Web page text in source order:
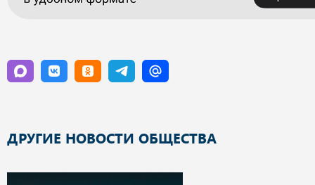
ДРУГИЕ НОВОСТИ ОБЩЕСТВА